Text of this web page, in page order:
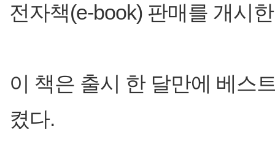
전자책(e-book) 판매를 개시
이 책은 출시 한 달만에 베스
켰다.